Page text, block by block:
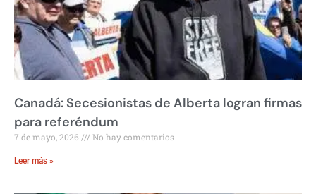
Canadá: Secesionistas de Alberta logran firmas
para referéndum
7 de mayo, 2026 No hay comentarios
Leer más »